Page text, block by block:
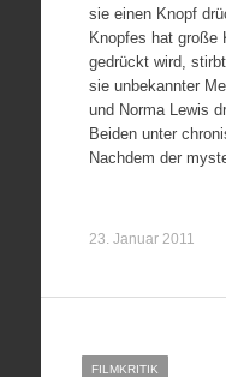
sie einen Knopf
Knopfes hat große
gedrückt wird,
sie unbekannter
und Norma Lewis
Beiden unter
Nachdem der
23. Januar 2011
FILMKRITIK